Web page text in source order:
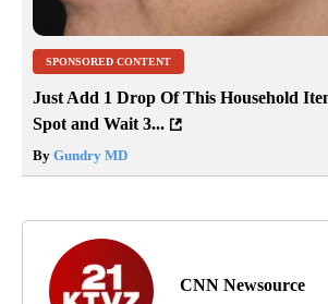
SPONSORED CONTENT
Just Add 1 Drop Of This Household
Spot and Wait 3...
By Gundry MD
CNN Newsource